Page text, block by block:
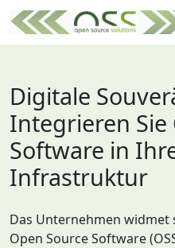
Digitale
Integrieren Sie
Software in
Infrastruktur
Das Unternehmen
Open Source Software